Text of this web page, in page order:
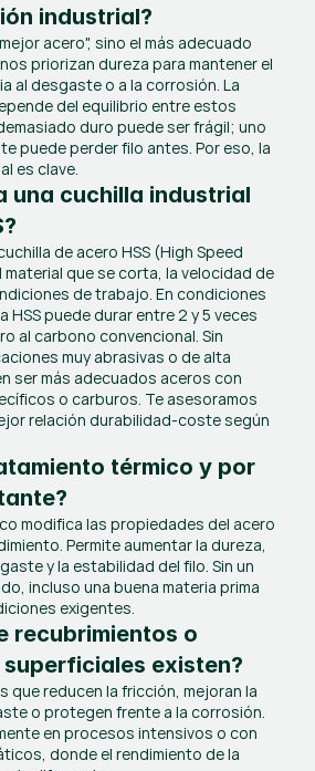
industrial?
acero", sino el más adecuado
priorizan dureza para mantener el
al desgaste o a la corrosión. La
del equilibrio entre estos
duro puede ser frágil; uno
puede perder filo antes. Por eso, la
es clave.
una cuchilla industrial
de acero HSS (High Speed
material que se corta, la velocidad de
de trabajo. En condiciones
HSS puede durar entre 2 y 5 veces
al carbono convencional. Sin
muy abrasivas o de alta
ser más adecuados aceros con
o carburos. Te asesoramos
relación durabilidad-coste según
térmico y por
modifica las propiedades del acero
Permite aumentar la dureza,
y la estabilidad del filo. Sin un
incluso una buena materia prima
exigentes.
recubrimientos o
existen?
que reducen la fricción, mejoran la
o protegen frente a la corrosión.
en procesos intensivos o con
donde el rendimiento de la